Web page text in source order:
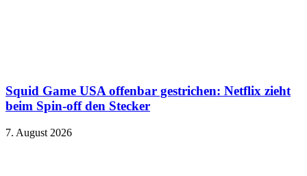
Squid Game USA offenbar gestrichen: Netflix zieht
beim Spin-off den Stecker
7. August 2026